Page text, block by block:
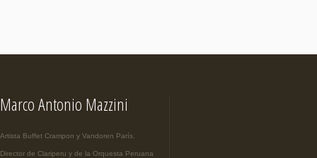
Marco Antonio Mazzini
Artista Buffet Crampon y Vandoren París.
Director de Clariperu y de la Orquesta Peruana